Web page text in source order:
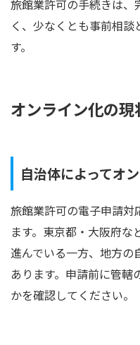
旅館業許可の手続きは、
く、少なくとも事前相
す。
オンライン化の現
自治体によってオ
旅館業許可の電子申請対
ます。東京都・大阪府
進んでいる一方、地方の
あります。申請前に管轄
かを確認してください。